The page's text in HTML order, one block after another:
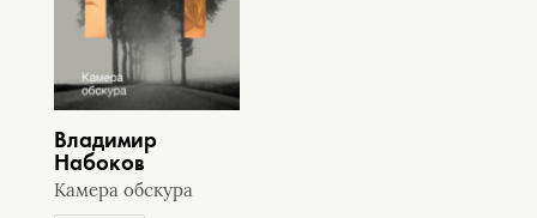
Владимир
Набоков
Камера обскура